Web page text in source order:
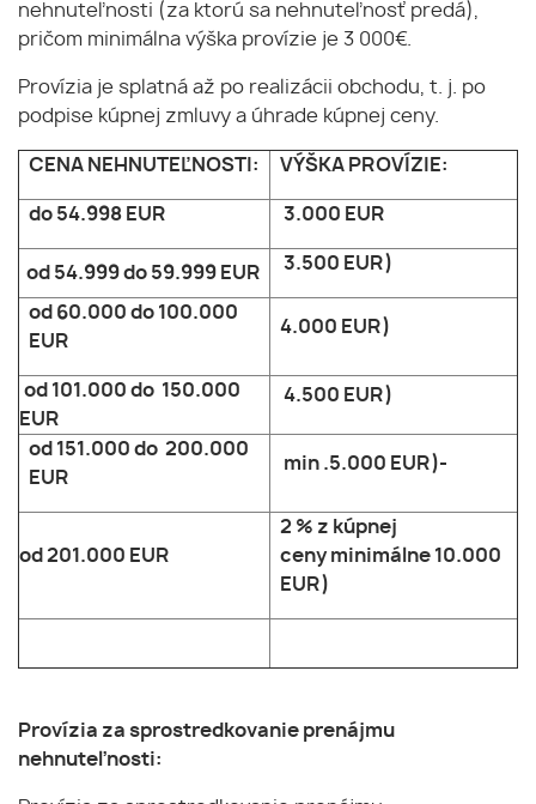
nehnuteľnosti (za ktorú sa nehnuteľnosť predá),
pričom minimálna výška provízie je 3 000€.
Provízia je splatná až po realizácii obchodu, t. j. po
podpise kúpnej zmluvy a úhrade kúpnej ceny.
CENA NEHNUTEĽNOSTI: VÝŠKA PROVÍZIE:
do 54.998 EUR 3.000 EUR
od 54.999 do 59.999 EUR 3.500 EUR)
od 60.000 do 100.000
EUR
4.000 EUR)
od 101.000 do 150.000
EUR
4.500 EUR)
od 151.000 do 200.000
EUR
min .5.000 EUR)-
od 201.000 EUR
2 % z kúpnej
ceny minimálne 10.000
EUR)
Provízia za sprostredkovanie prenájmu
nehnuteľnosti: